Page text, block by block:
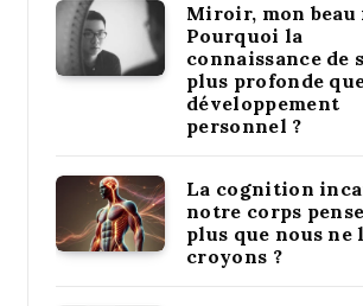
Miroir, mon
Pourquoi la
connaissance de
plus profonde
développement
personnel ?
La cognition
notre corps
plus que nous ne
croyons ?